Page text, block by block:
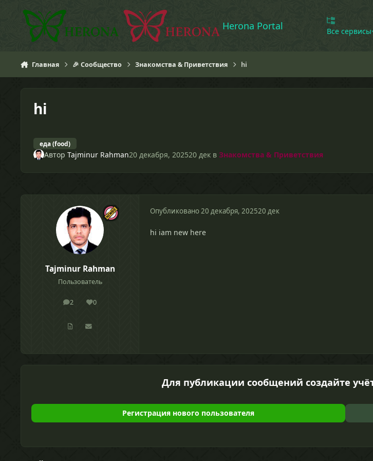
Herona Portal Все сервисы
Главная 🎉 Сообщество Знакомства & Приветствия hi
hi
еда (food)
Автор Tajminur Rahman20 декабря, 202520 декв Знакомства & Приветствия
Tajminur Rahman
Пользователь
2
сообщения
0
Репутация
Опубликовано20 декабря, 202520 дек
hi iam new here
Для публикации сообщений создайте
Регистрация нового пользователя